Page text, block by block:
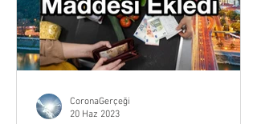
CoronaGerçeği
20 Haz 2023